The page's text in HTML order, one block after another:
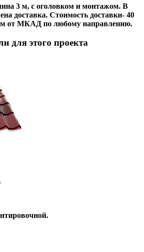
3 м, с оголовком и монтажом. В
доставка. Стоимость доставки- 40
от МКАД по любому направлению.
для этого проекта